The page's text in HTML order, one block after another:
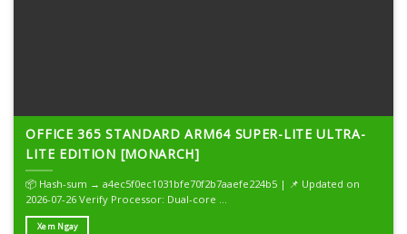
OFFICE 365 STANDARD ARM64 SUPER-LITE ULTRA-
LITE EDITION [MONARCH]
📦 Hash-sum → a4ec5f0ec1031bfe70f2b7aaefe224b5 | 📌 Updated on
2026-07-26 Verify Processor: Dual-core ...
Xem Ngay